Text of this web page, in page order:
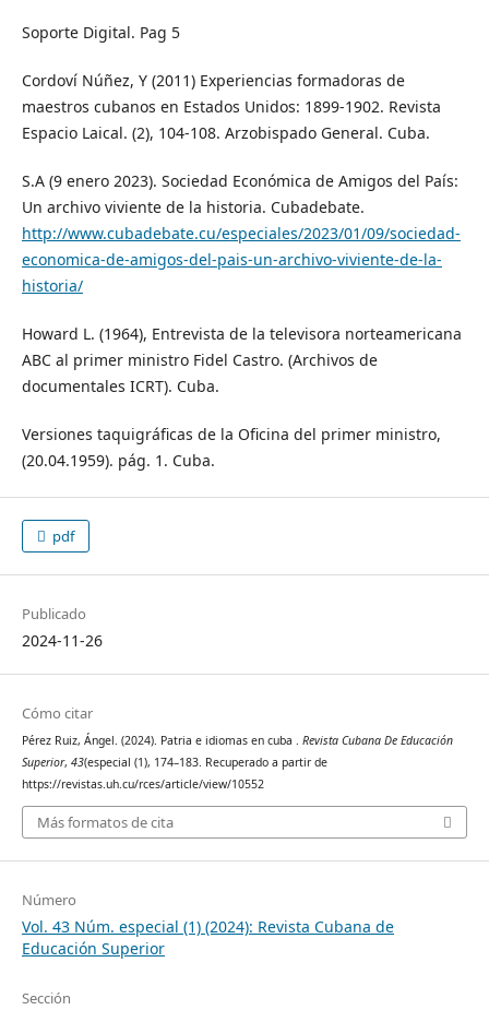
Soporte Digital. Pag 5
Cordoví Núñez, Y (2011) Experiencias formadoras de
maestros cubanos en Estados Unidos: 1899-1902. Revista
Espacio Laical. (2), 104-108. Arzobispado General. Cuba.
S.A (9 enero 2023). Sociedad Económica de Amigos del País:
Un archivo viviente de la historia. Cubadebate.
http://www.cubadebate.cu/especiales/2023/01/09/sociedad-
economica-de-amigos-del-pais-un-archivo-viviente-de-la-
historia/
Howard L. (1964), Entrevista de la televisora norteamericana
ABC al primer ministro Fidel Castro. (Archivos de
documentales ICRT). Cuba.
Versiones taquigráficas de la Oficina del primer ministro,
(20.04.1959). pág. 1. Cuba.
pdf
Publicado
2024-11-26
Cómo citar
Pérez Ruiz, Ángel. (2024). Patria e idiomas en cuba . Revista Cubana De Educación
Superior, 43(especial (1), 174–183. Recuperado a partir de
https://revistas.uh.cu/rces/article/view/10552
Más formatos de cita
Número
Vol. 43 Núm. especial (1) (2024): Revista Cubana de
Educación Superior
Sección